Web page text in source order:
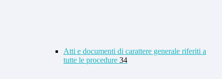
Atti e documenti di carattere generale riferiti a
tutte le procedure 34